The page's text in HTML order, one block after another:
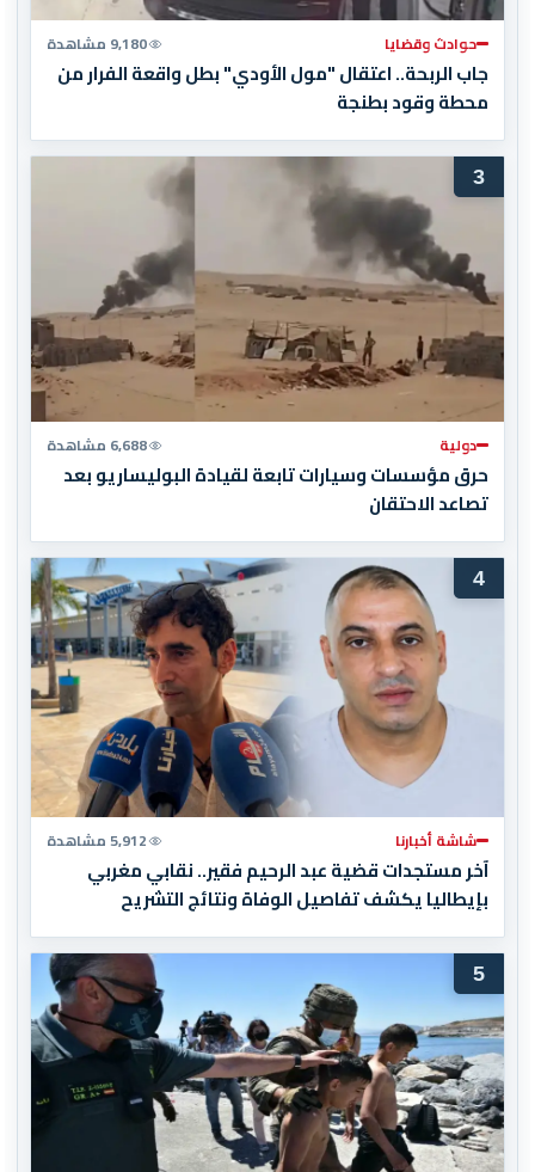
حوادث وقضايا 9,180 مشاهدة
جاب الربحة.. اعتقال "مول الأودي" بطل واقعة الفرار من
محطة وقود بطنجة
3
دولية 6,688 مشاهدة
حرق مؤسسات وسيارات تابعة لقيادة البوليساريو بعد
تصاعد الاحتقان
4
شاشة أخبارنا 5,912 مشاهدة
آخر مستجدات قضية عبد الرحيم فقير.. نقابي مغربي
بإيطاليا يكشف تفاصيل الوفاة ونتائج التشريح
5